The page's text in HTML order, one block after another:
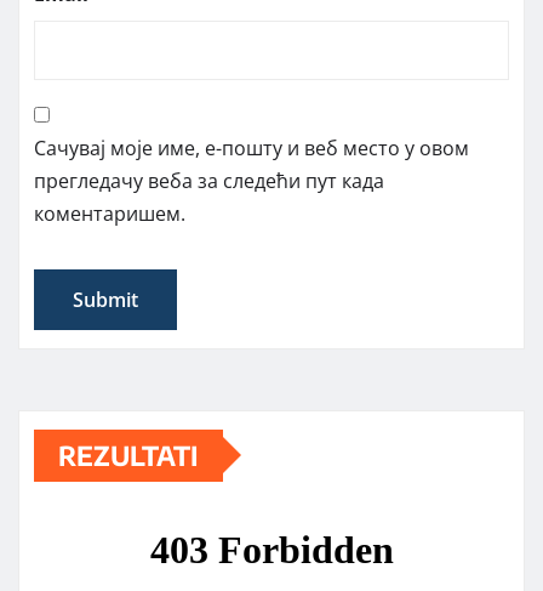
Сачувај моје име, е-пошту и веб место у овом
прегледачу веба за следећи пут када
коментаришем.
REZULTATI